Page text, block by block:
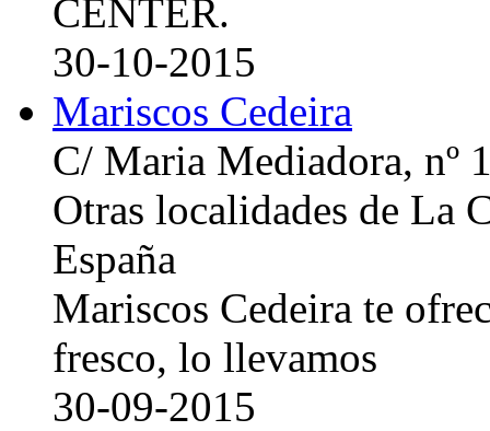
CENTER.
30-10-2015
Mariscos Cedeira
C/ Maria Mediadora, nº
Otras localidades de La
España
Mariscos Cedeira te
fresco, lo llevamos
30-09-2015